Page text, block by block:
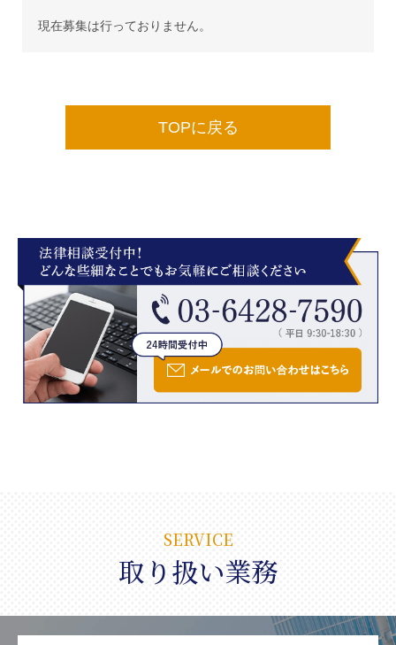
現在募集は行っておりません。
TOPに戻る
SERVICE
取り扱い業務